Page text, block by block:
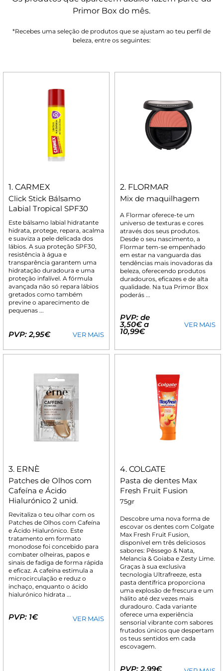
Primor Box do mês.
*Recebes uma seleção de produtos que se ajustam ao teu perfil de
beleza, entre os seguintes:
1. CARMEX
Click Stick Bálsamo
Labial Tropical SPF30
Este bálsamo labial hidratante
hidrata, protege, repara, acalma
e suaviza a pele delicada dos
lábios. A sua proteção SPF30,
resistência à água e
transparência garantem uma
hidratação duradoura e uma
proteção infalível. A fórmula
avançada não só repara lábios
gretados como também
previne o aparecimento de
pequenas ...
PVP: 2,95€ VER MAIS
2. FLORMAR
Mix de maquilhagem
A Flormar oferece-te um
universo de texturas e cores
através dos seus produtos.
Desde o seu nascimento, a
Flormar tem-se empenhado
em estar na vanguarda das
tendências mais inovadoras da
beleza, oferecendo produtos
duradouros, eficazes e de alta
qualidade. Na tua Primor Box
poderás ...
PVP: de
3,50€ a
10,99€
VER MAIS
3. ERNÈ
Patches de Olhos com
Cafeína e Ácido
Hialurónico 2 unid.
Revitaliza o teu olhar com os
Patches de Olhos com Cafeína
e Ácido Hialurónico. Este
tratamento em formato
monodose foi concebido para
combater olheiras, papos e
sinais de fadiga de forma rápida
e eficaz. A cafeína estimula a
microcirculação e reduz o
inchaço, enquanto o ácido
hialurónico hidrata ...
PVP: 1€ VER MAIS
4. COLGATE
Pasta de dentes Max
Fresh Fruit Fusion
75gr
Descobre uma nova forma de
escovar os dentes com Colgate
Max Fresh Fruit Fusion,
disponível em três deliciosos
sabores: Pêssego & Nata,
Melancia & Goiaba e Zesty Lime.
Graças à sua exclusiva
tecnologia Ultrafreeze, esta
pasta dentífrica proporciona
uma explosão de frescura e um
hálito até dez vezes mais
duradouro. Cada variante
oferece uma experiência
sensorial vibrante com sabores
frutados únicos que despertam
os teus sentidos em cada
escovagem.
PVP: 2,99€